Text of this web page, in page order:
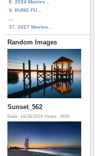
8. 2024 Movies...
9. KUNG FU...
37. 2027 Movies...
Random Images
Sunset_562
Date: 10/28/2019 Views: 2939